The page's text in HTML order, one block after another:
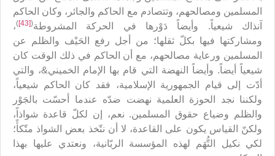
المسلمين ومصالحهم، وتتصادم مع الحاكم والجائر، وكان الحاكم
آنذاك شيعياً. وأيضاً دَوْرها في الحركة المشروطة(
[43]
)،
ومشاركتها فيها بكلّ ثقلها؛ من أجل رفع الحَيْف والظلم عن
المسلمين ورعاية مصالحهم، مع أن الحاكم في ذلك الوقت كان
شيعياً أيضاً. وأيضاً النهضة التي قام بها الإمام الخميني&، والتي
أدّت إلى قيام الجمهورية الإسلامية، فقد كان الحاكم شيعياً،
ولكننا نجد الحوزة العلمية نهضت ضدّه عندما أحسّت بالجَوْر
والظلم وضياع حقوق المسلمين. نعم، إن لكلّ قاعدة شواذاً،
ولكنّ القياس يكون على القاعدة، لا أن نتّخذ بعض الشواذ متّكأً؛
لكي نكيل التُّهَم لهذه المؤسسة الربّانية، ونعتدي عليها بهذا